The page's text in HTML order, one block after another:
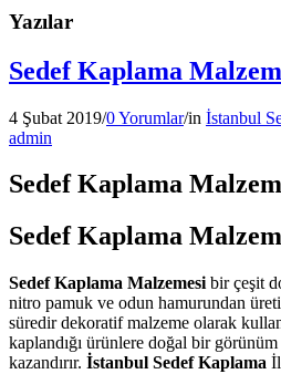
Yazılar
Sedef Kaplama
4 Şubat 2019/0 Yorumlar/in İstanbul
admin
Sedef Kaplama
Sedef Kaplama
Sedef Kaplama Malzemesi bir çeşit
nitro pamuk ve odun hamurundan
süredir dekoratif malzeme olarak
kaplandığı ürünlere doğal bir
kazandırır. İstanbul Sedef Kaplama